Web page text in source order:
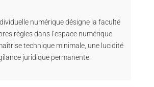
numérique désigne la faculté
règles dans l’espace numérique.
technique minimale, une lucidité
juridique permanente.